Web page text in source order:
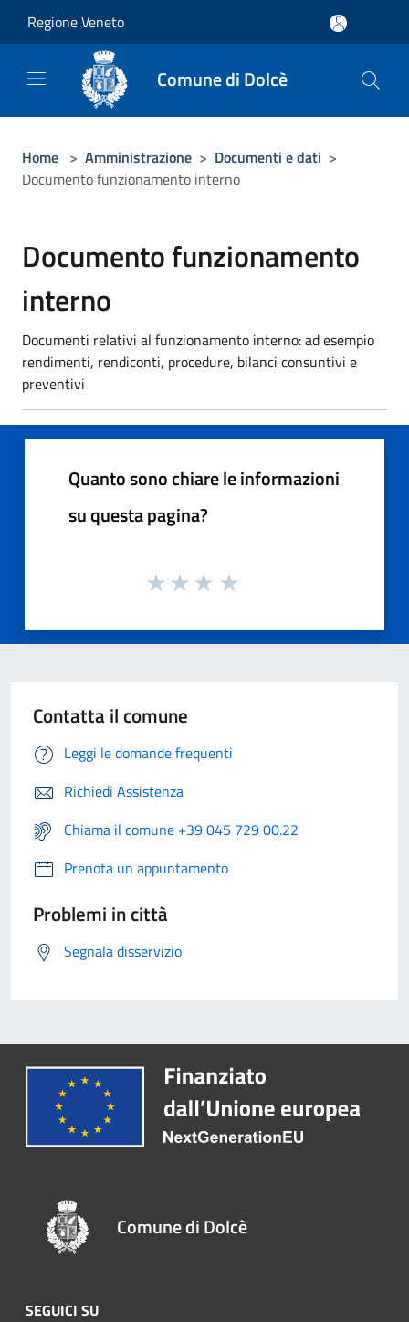
Regione Veneto
Comune di Dolcè
Home > Amministrazione > Documenti e dati >
Documento funzionamento interno
Documento funzionamento
interno
Documenti relativi al funzionamento interno: ad esempio
rendimenti, rendiconti, procedure, bilanci consuntivi e
preventivi
Quanto sono chiare le informazioni
su questa pagina?
Contatta il comune
Leggi le domande frequenti
Richiedi Assistenza
Chiama il comune +39 045 729 00.22
Prenota un appuntamento
Problemi in città
Segnala disservizio
Comune di Dolcè
SEGUICI SU